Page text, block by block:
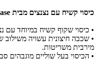
כיסוי קשיח עם נצנצים מבית Grip Case ל- iPhone 17 Pro Max
• כיסוי שקוף קשיח במיוחד עם
מירבית
• הכיסוי בעל שוליים מוגבהים